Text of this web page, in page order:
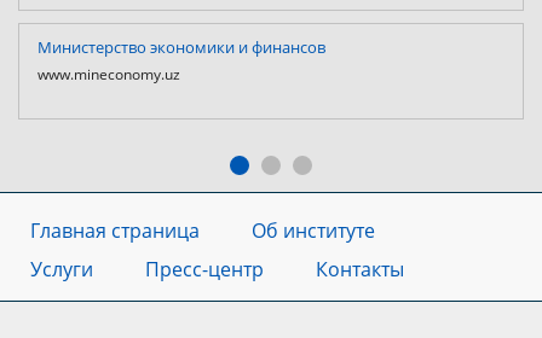
Министерство экономики и финансов
www.mineconomy.uz
Главная страница
Об институте
Услуги
Пресс-центр Контакты